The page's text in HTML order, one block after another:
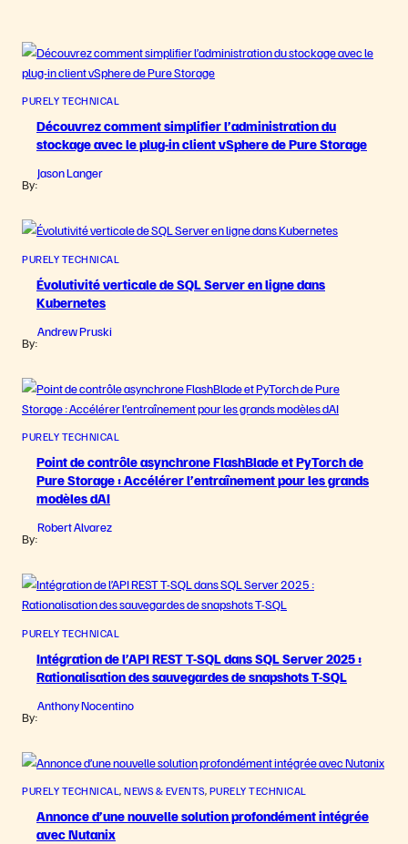
PURELY TECHNICAL
Découvrez comment simplifier l’administration du
stockage avec le plug-in client vSphere de Pure Storage
By:
Jason Langer
PURELY TECHNICAL
Évolutivité verticale de SQL Server en ligne dans
Kubernetes
By:
Andrew Pruski
PURELY TECHNICAL
Point de contrôle asynchrone FlashBlade et PyTorch de
Pure Storage : Accélérer l’entraînement pour les grands
modèles dAI
By:
Robert Alvarez
PURELY TECHNICAL
Intégration de l’API REST T-SQL dans SQL Server 2025 :
Rationalisation des sauvegardes de snapshots T-SQL
By:
Anthony Nocentino
PURELY TECHNICAL, NEWS & EVENTS, PURELY TECHNICAL
Annonce d’une nouvelle solution profondément intégrée
avec Nutanix